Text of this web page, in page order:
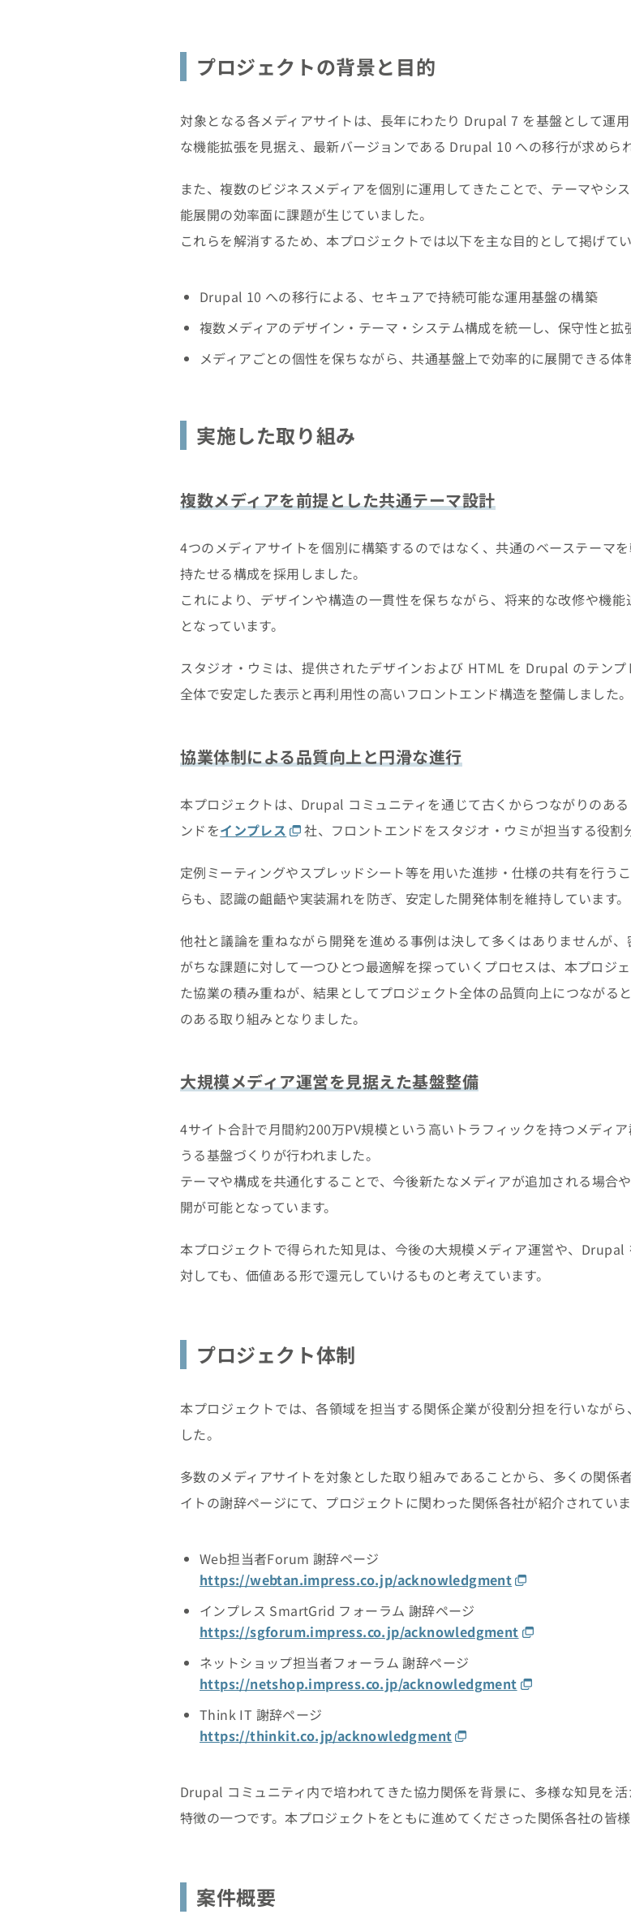
プロジェクトの背景と目的
対象となる各メディアサイトは、長年にわたり Drupal 7 を基盤として運
な機能拡張を見据え、最新バージョンである Drupal 10 への移行が求めら
また、複数のビジネスメディアを個別に運用してきたことで、テーマやシ
能展開の効率面に課題が生じていました。
これらを解消するため、本プロジェクトでは以下を主な目的として掲げてい
Drupal 10 への移行による、セキュアで持続可能な運用基盤の構築
複数メディアのデザイン・テーマ・システム構成を統一し、保守性と拡
メディアごとの個性を保ちながら、共通基盤上で効率的に展開できる体
実施した取り組み
複数メディアを前提とした共通テーマ設計
4つのメディアサイトを個別に構築するのではなく、共通のベーステーマ
持たせる構成を採用しました。
これにより、デザインや構造の一貫性を保ちながら、将来的な改修や機
となっています。
スタジオ・ウミは、提供されたデザインおよび HTML を Drupal のテン
全体で安定した表示と再利用性の高いフロントエンド構造を整備しました。
協業体制による品質向上と円滑な進行
本プロジェクトは、Drupal コミュニティを通じて古くからつながりのある
ンドをインプレス 社、フロントエンドをスタジオ・ウミが担当する役割
定例ミーティングやスプレッドシート等を用いた進捗・仕様の共有を行う
らも、認識の齟齬や実装漏れを防ぎ、安定した開発体制を維持しています。
他社と議論を重ねながら開発を進める事例は決して多くはありませんが
がちな課題に対して一つひとつ最適解を探っていくプロセスは、本プロジ
た協業の積み重ねが、結果としてプロジェクト全体の品質向上につながる
のある取り組みとなりました。
大規模メディア運営を見据えた基盤整備
4サイト合計で月間約200万PV規模という高いトラフィックを持つメディ
うる基盤づくりが行われました。
テーマや構成を共通化することで、今後新たなメディアが追加される場合
開が可能となっています。
本プロジェクトで得られた知見は、今後の大規模メディア運営や、
対しても、価値ある形で還元していけるものと考えています。
プロジェクト体制
本プロジェクトでは、各領域を担当する関係企業が役割分担を行いなが
した。
多数のメディアサイトを対象とした取り組みであることから、多くの関係
イトの謝辞ページにて、プロジェクトに関わった関係各社が紹介されてい
Web担当者Forum 謝辞ページ
https://webtan.impress.co.jp/acknowledgment
インプレス SmartGrid フォーラム 謝辞ページ
https://sgforum.impress.co.jp/acknowledgment
ネットショップ担当者フォーラム 謝辞ページ
https://netshop.impress.co.jp/acknowledgment
Think IT 謝辞ページ
https://thinkit.co.jp/acknowledgment
Drupal コミュニティ内で培われてきた協力関係を背景に、多様な知見を
特徴の一つです。本プロジェクトをともに進めてくださった関係各社の皆様
案件概要